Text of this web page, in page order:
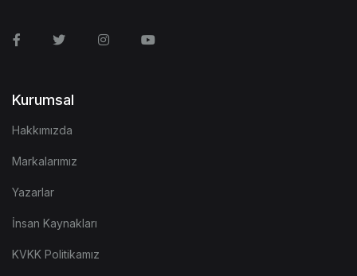
FacebookTwitterInstagramYoutube
Kurumsal
Hakkımızda
Markalarımız
Yazarlar
İnsan Kaynakları
KVKK Politikamız